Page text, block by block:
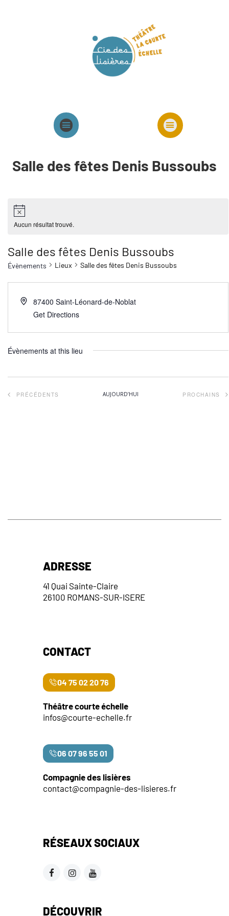
Salle des fêtes Denis Bussoubs
Spectacles cie
Aucun résultat trouvé.
Salle des fêtes Denis Bussoubs
Évènements Lieux Salle des fêtes Denis Bussoubs
87400 Saint-Léonard-de-Noblat
Get Directions
Évènements at this lieu
ÉVÈNEMENTS
PRÉCÉDENTS AUJOURD’HUI
PROCHAINS
ADRESSE
41 Quai Sainte-Claire
26100 ROMANS-SUR-ISERE
CONTACT
04 75 02 20 76
Théâtre courte échelle
infos@courte-echelle.fr
06 07 96 55 01
Compagnie des lisières
contact@compagnie-des-lisieres.fr
RÉSEAUX SOCIAUX
DÉCOUVRIR